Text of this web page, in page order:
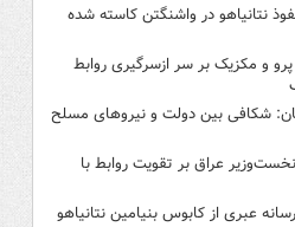
نفوذ نتانیاهو در واشنگتن کاسته شده
پرو و مکزیک بر سر ازسرگیری روابط
شکافی بین دولت و نیروهای مسلح
عراق بر تقویت روابط با
عبری از کابوس بنیامین نتانیاهو